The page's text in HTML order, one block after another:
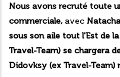
Nous avons recruté toute
commerciale, avec
sous son aile tout l'Est de
Travel-Team) se chargera
Didovksy (ex Travel-Team)